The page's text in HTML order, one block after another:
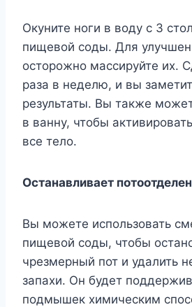
Окуните ноги в воду с 3
пищевой соды. Для
осторожно массируйте их.
раза в неделю, и вы
результаты. Вы также
в ванну, чтобы
все тело.
Останавливает
Вы можете использовать
пищевой соды, чтобы
чрезмерный пот и удалить
запахи. Он будет
подмышек химическим